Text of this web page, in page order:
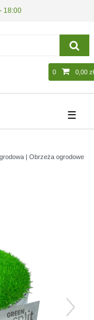
18:00
0 0,00 zł
☰
| Obrzeża ogrodowe